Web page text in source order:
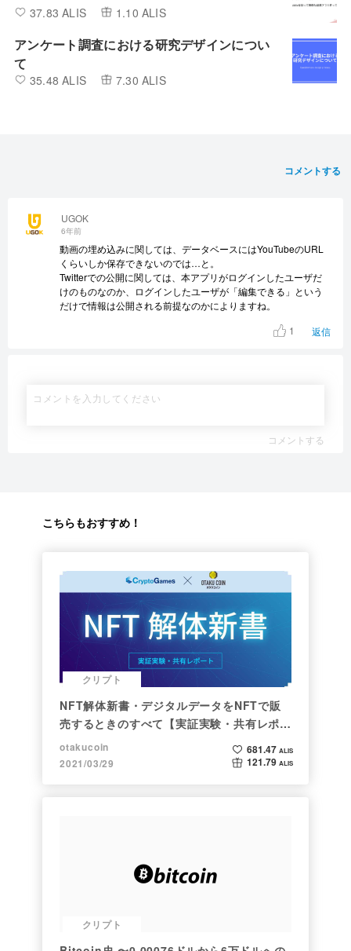
37.83 ALIS 1.10 ALIS
アンケート調査における研究デザインについ
て
35.48 ALIS 7.30 ALIS
コメントする
UGOK
6年前
動画の埋め込みに関しては、データベースにはYouTubeのURL
くらいしか保存できないのでは…と。
Twitterでの公開に関しては、本アプリがログインしたユーザだ
けのものなのか、ログインしたユーザが「編集できる」という
だけで情報は公開される前提なのかによりますね。
1
返信
コメントする
こちらもおすすめ！
クリプト
NFT解体新書・デジタルデータをNFTで販
売するときのすべて【実証実験・共有レポー
ト】
otakucoin
2021/03/29
681.47 ALIS
121.79 ALIS
クリプト